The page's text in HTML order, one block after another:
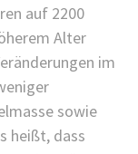
auf 2200
Alter
im
sowie
heißt, dass